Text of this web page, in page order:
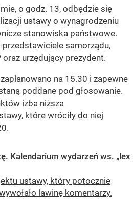
o godz. 13, odbędzie się
ustawy o wynagrodzeniu
stanowiska państwowe.
samorządu,
urzędujący prezydent.
na 15.30 i zapewne
poddane pod głosowanie.
izba niższa
które wróciły do niej
Kalendarium wydarzeń ws. „lex
ustawy, który potocznie
lawinę komentarzy.